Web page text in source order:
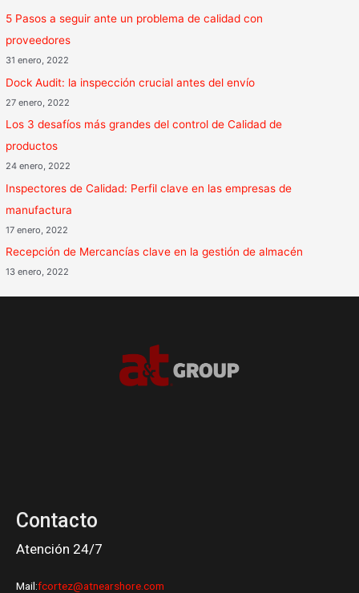
5 Pasos a seguir ante un problema de calidad con
proveedores
31 enero, 2022
Dock Audit: la inspección crucial antes del envío
27 enero, 2022
Los 3 desafíos más grandes del control de Calidad de
productos
24 enero, 2022
Inspectores de Calidad: Perfil clave en las empresas de
manufactura
17 enero, 2022
Recepción de Mercancías clave en la gestión de almacén
13 enero, 2022
Contacto
Atención 24/7
Mail:fcortez@atnearshore.com